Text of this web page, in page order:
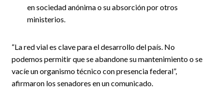
en sociedad anónima o su absorción por otros
ministerios.
“La red vial es clave para el desarrollo del país. No
podemos permitir que se abandone su mantenimiento o se
vacíe un organismo técnico con presencia federal”,
afirmaron los senadores en un comunicado.